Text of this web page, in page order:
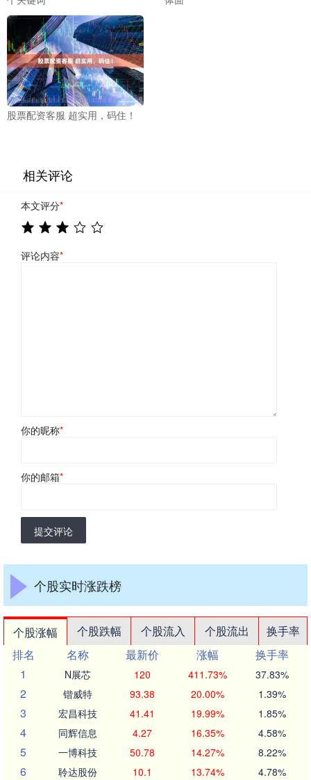
股票配资客服 超实用，码住！
相关评论
本文评分*
评论内容*
你的昵称*
你的邮箱*
提交评论
个股实时涨跌榜
个股涨幅 个股跌幅 个股流入 个股流出
换手率
排名
名称 最新价 涨幅
换手率
1
N展芯 120 411.73% 37.83%
2 锴威特 93.38 20.00% 1.39%
3 宏昌科技 41.41 19.99% 1.85%
4 同辉信息 4.27 16.35% 4.58%
5 一博科技 50.78 14.27% 8.22%
6 聆达股份 10.1 13.74% 4.78%